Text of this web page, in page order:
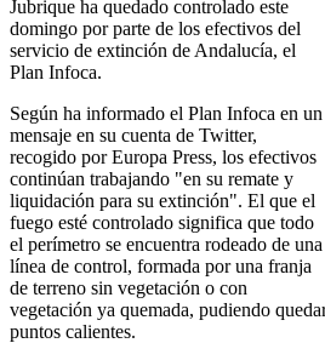
Jubrique ha quedado controlado este
domingo por parte de los efectivos del
servicio de extinción de Andalucía, el
Plan Infoca.
Según ha informado el Plan Infoca en un
mensaje en su cuenta de Twitter,
recogido por Europa Press, los efectivos
continúan trabajando "en su remate y
liquidación para su extinción". El que el
fuego esté controlado significa que todo
el perímetro se encuentra rodeado de una
línea de control, formada por una franja
de terreno sin vegetación o con
vegetación ya quemada, pudiendo
puntos calientes.